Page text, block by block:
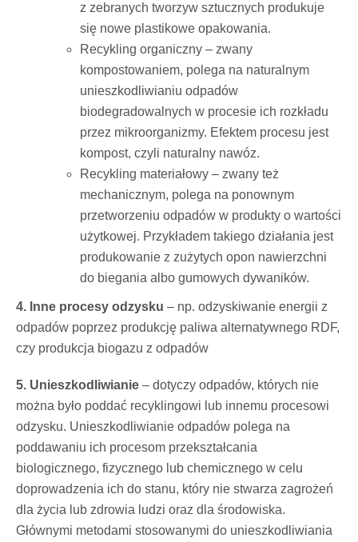
z zebranych tworzyw sztucznych produkuje
się nowe plastikowe opakowania.
Recykling organiczny – zwany
kompostowaniem, polega na naturalnym
unieszkodliwianiu odpadów
biodegradowalnych w procesie ich rozkładu
przez mikroorganizmy. Efektem procesu jest
kompost, czyli naturalny nawóz.
Recykling materiałowy – zwany też
mechanicznym, polega na ponownym
przetworzeniu odpadów w produkty o wartości
użytkowej. Przykładem takiego działania jest
produkowanie z zużytych opon nawierzchni
do biegania albo gumowych dywaników.
4. Inne procesy odzysku – np. odzyskiwanie energii z
odpadów poprzez produkcję paliwa alternatywnego RDF,
czy produkcja biogazu z odpadów
5. Unieszkodliwianie – dotyczy odpadów, których nie
można było poddać recyklingowi lub innemu procesowi
odzysku. Unieszkodliwianie odpadów polega na
poddawaniu ich procesom przekształcania
biologicznego, fizycznego lub chemicznego w celu
doprowadzenia ich do stanu, który nie stwarza zagrożeń
dla życia lub zdrowia ludzi oraz dla środowiska.
Głównymi metodami stosowanymi do unieszkodliwiania